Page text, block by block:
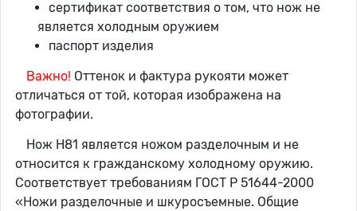
сертификат соответствия о том, что нож не
является холодным оружием
паспорт изделия
Важно! Оттенок и фактура рукояти может
отличаться от той, которая изображена на
фотографии.
Нож Н81 является ножом разделочным и не
относится к гражданскому холодному оружию.
Соответствует требованиям ГОСТ Р 51644-2000
«Ножи разделочные и шкуросъемные. Общие